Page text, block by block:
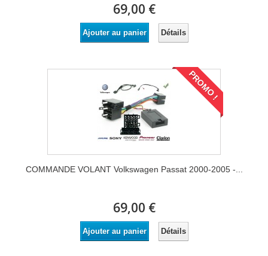
69,00 €
Ajouter au panier Détails
PROMO !
COMMANDE VOLANT Volkswagen Passat 2000-2005 -...
69,00 €
Ajouter au panier Détails